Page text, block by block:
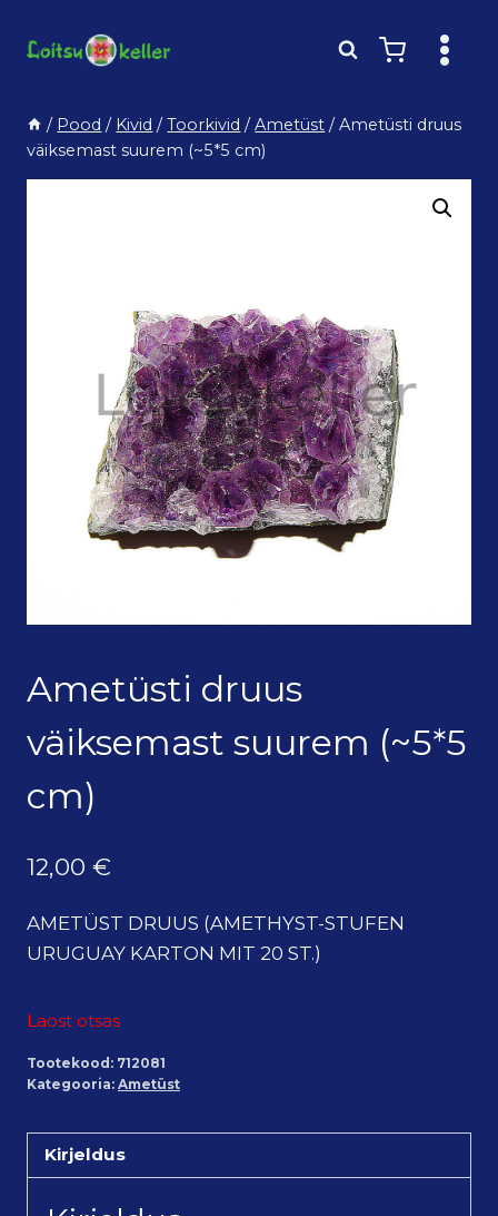
/ Pood / Kivid / Toorkivid / Ametüst / Ametüsti druus
väiksemast suurem (~5*5 cm)
Ametüsti druus
väiksemast suurem (~5*5
cm)
12,00 €
AMETÜST DRUUS (AMETHYST-STUFEN
URUGUAY KARTON MIT 20 ST.)
Laost otsas
Tootekood: 712081
Kategooria: Ametüst
Kirjeldus